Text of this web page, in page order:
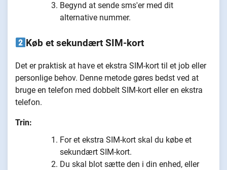
Begynd at sende sms'er med dit
alternative nummer.
Køb et sekundært SIM-kort
Det er praktisk at have et ekstra SIM-kort til et job eller
personlige behov. Denne metode gøres bedst ved at
bruge en telefon med dobbelt SIM-kort eller en ekstra
telefon.
Trin:
For et ekstra SIM-kort skal du købe et
sekundært SIM-kort.
Du skal blot sætte den i din enhed, eller